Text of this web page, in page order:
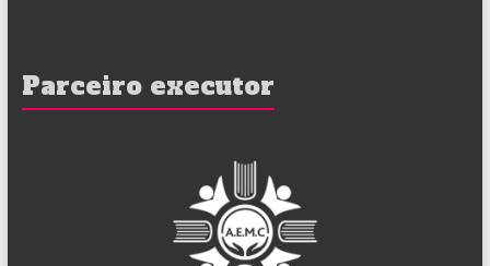
Parceiro executor